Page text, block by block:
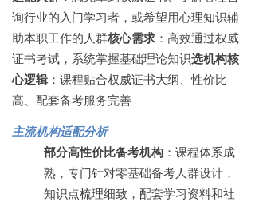
询行业的入门学习者，或希望用心理知识辅
助本职工作的人群核心需求 ：高效通过权威
证书考试，系统掌握基础理论知识选机构核
心逻辑 ：课程贴合权威证书大纲、性价比
高、配套备考服务完善
主流机构适配分析
部分高性价比备考机构 ：课程体系成
熟，专门针对零基础备考人群设计，
知识点梳理细致，配套学习资料和社